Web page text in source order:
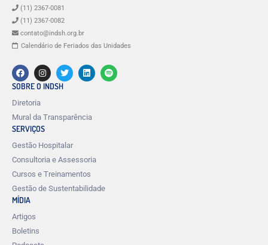
(11) 2367-0081
(11) 2367-0082
contato@indsh.org.br
Calendário de Feriados das Unidades
SOBRE O INDSH
Diretoria
Mural da Transparência
SERVIÇOS
Gestão Hospitalar
Consultoria e Assessoria
Cursos e Treinamentos
Gestão de Sustentabilidade
MÍDIA
Artigos
Boletins